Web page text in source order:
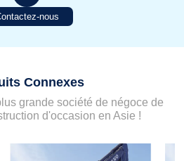
nous
Connexes
grande société de négoce de
d'occasion en Asie !